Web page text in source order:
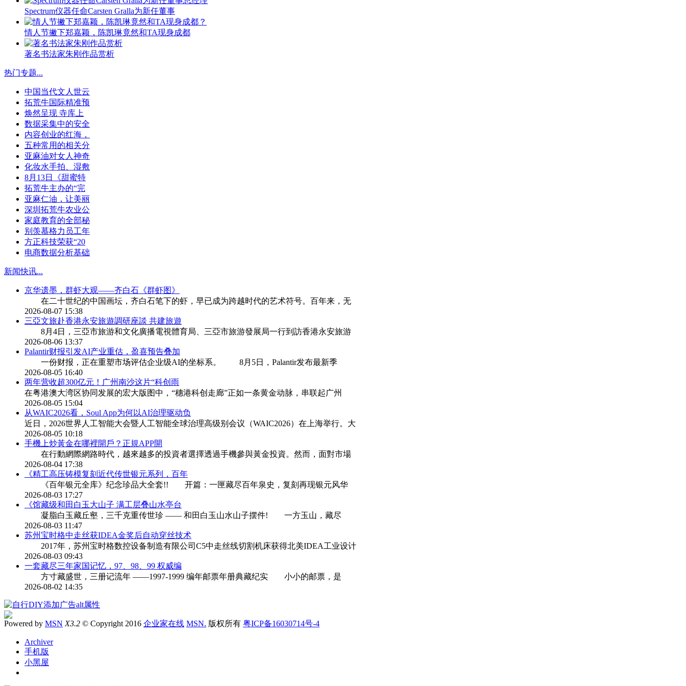
Spectrum仪器任命Carsten Gralla为新任董事
情人节撇下郑嘉颖，陈凯琳竟然和TA现身成都
著名书法家朱刚作品赏析
热门专题...
中国当代文人世云
拓荒牛国际精准预
焕然呈现 寺库上
数据采集中的安全
内容创业的红海，
五种常用的相关分
亚麻油对女人神奇
化妆水手拍、湿敷
8月13日《甜蜜特
拓荒牛主办的“完
亚麻仁油，让美丽
深圳拓荒牛农业公
家庭教育的全部秘
别羡慕格力员工年
方正科技荣获“20
电商数据分析基础
新闻快讯...
京华遗墨，群虾大观——齐白石《群虾图》
在二十世纪的中国画坛，齐白石笔下的虾，早已成为跨越时代的艺术符号。百年来，无
2026-08-07 15:38
三亞文旅赴香港永安旅遊調研座談 共建旅遊
8月4日，三亞市旅游和文化廣播電視體育局、三亞市旅游發展局一行到訪香港永安旅游
2026-08-06 13:37
Palantir财报引发AI产业重估，盈喜预告叠加
一份财报，正在重塑市场评估企业级AI的坐标系。 8月5日，Palantir发布最新季
2026-08-05 16:40
两年营收超300亿元！广州南沙这片“科创雨
在粤港澳大湾区协同发展的宏大版图中，“穗港科创走廊”正如一条黄金动脉，串联起广州
2026-08-05 15:04
从WAIC2026看，Soul App为何以AI治理驱动负
近日，2026世界人工智能大会暨人工智能全球治理高级别会议（WAIC2026）在上海举行。大
2026-08-05 10:18
​手機上炒黃金在哪裡開戶？正規APP開
在行動網際網路時代，越來越多的投資者選擇透過手機參與黃金投資。然而，面對市場
2026-08-04 17:38
《精工高压铸模复刻近代传世银元系列，百年
《百年银元全库》纪念珍品大全套!! 开篇：一匣藏尽百年泉史，复刻再现银元风华
2026-08-03 17:27
《馆藏级和田白玉大山子 满工层叠山水亭台
凝脂白玉藏丘壑，三千克重传世珍 —— 和田白玉山水山子摆件! 一方玉山，藏尽
2026-08-03 11:47
苏州宝时格中走丝获IDEA金奖后自动穿丝技术
2017年，苏州宝时格数控设备制造有限公司C5中走丝线切割机床获得北美IDEA工业设计
2026-08-03 09:43
一套藏尽三年家国记忆，97、98、99 权威编
方寸藏盛世，三册记流年 ——1997-1999 编年邮票年册典藏纪实 小小的邮票，是
2026-08-02 14:35
Powered by MSN X3.2 © Copyright 2016 企业家在线 MSN. 版权所有 粤ICP备16030714号-4
Archiver
手机版
小黑屋